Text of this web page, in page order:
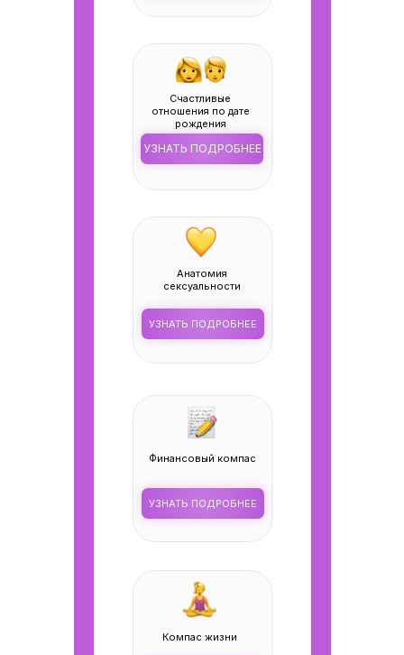
Анатомия
сексуальности
Cчастливые
отношения по дате
рождения
Финансовый компас
Компас жизни
УЗНАТЬ ПОДРОБНЕЕ
УЗНАТЬ ПОДРОБНЕЕ
УЗНАТЬ ПОДРОБНЕЕ